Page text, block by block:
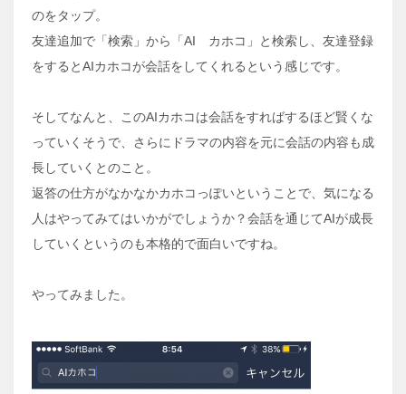
のをタップ。
友達追加で「検索」から「AI カホコ」と検索し、友達登録
をするとAIカホコが会話をしてくれるという感じです。
そしてなんと、このAIカホコは会話をすればするほど賢くな
っていくそうで、さらにドラマの内容を元に会話の内容も成
長していくとのこと。
返答の仕方がなかなかカホコっぽいということで、気になる
人はやってみてはいかがでしょうか？会話を通じてAIが成長
していくというのも本格的で面白いですね。
やってみました。